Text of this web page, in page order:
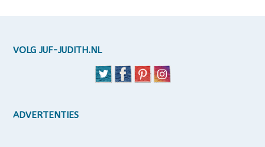
VOLG JUF-JUDITH.NL
ADVERTENTIES